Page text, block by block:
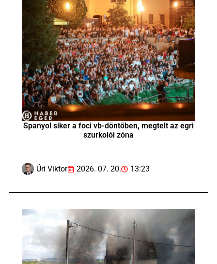
Spanyol siker a foci vb-döntőben, megtelt az egri
szurkolói zóna
Úri Viktor 2026. 07. 20. 13:23